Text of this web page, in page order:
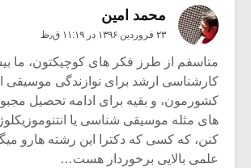
محمد امین
۲۳ فروردین ۱۳۹۶ در ۱۱:۱۹ ق٫ظ
متاسفم از طرز فکر های کوچیکتون، ما
کارشناسی ارشد برای نوازندگی موسیقی
کشورمون، و بقیه برای ادامه تحصیل
های مثله موسیقی شناسی یا
کنن، که کسی که دکترا این رشته هارو
علمی بالایی برخوردار هست…